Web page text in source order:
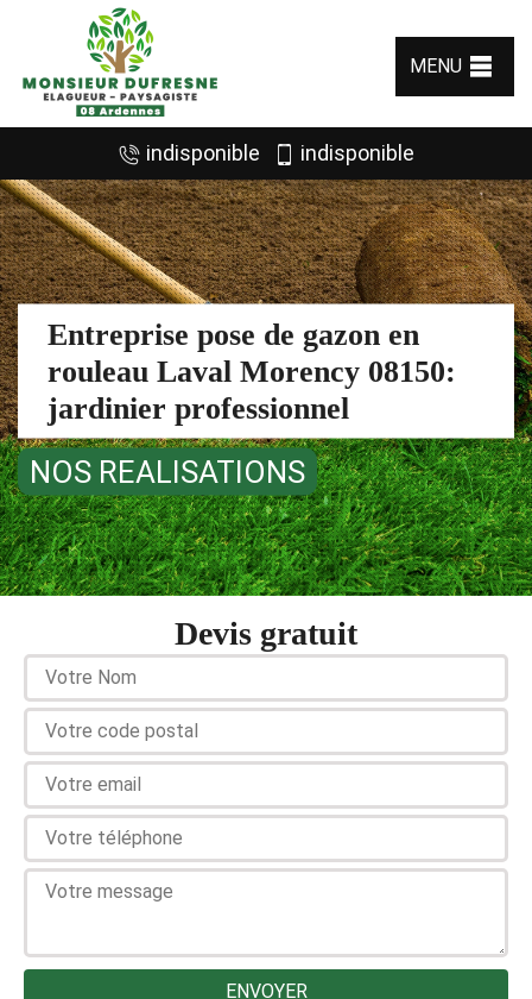
MENU
indisponible indisponible
Entreprise pose de gazon en
rouleau Laval Morency 08150:
jardinier professionnel
NOS REALISATIONS
Devis gratuit